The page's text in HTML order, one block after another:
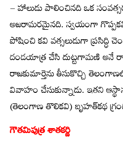
– హాలుడు పాలించినది ఒక
అజరామరమైనది. స్వయంగా
పోషించి కవి వత్సలుడుగా ప్రసిద్ధి
దండయాత్ర చేసి దుట్టగామణి అనే
రాజకుమార్తెను తీసుకొచ్చి
వివాహం చేసుకున్నాడు. ఇతని
(తెలంగాణ తొలికవి) బృహత్‌కథ
గౌతమిపుత్ర శాతకర్ణి